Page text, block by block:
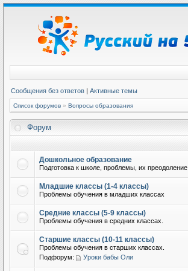
Сообщения без ответов | Активные темы
Список форумов » Вопросы образования
Форум
Дошкольное образование
Подготовка к школе, проблемы, их преодоление
Младшие классы (1-4 классы)
Проблемы обучения в младших классах
Средние классы (5-9 классы)
Проблемы обучения в средних классах.
Старшие классы (10-11 классы)
Проблемы обучения в старших классах.
Подфорум:
Уроки бабы Оли